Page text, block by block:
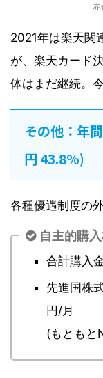
赤
2021年は楽天関
が、楽天カード
体はまだ継続。
その他：年
円 43.8%)
各種優遇制度の
自主的購
合計購入
先進国株
円/月
(もともと